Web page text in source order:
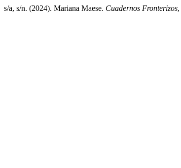
s/a, s/n. (2024). Mariana Maese. Cuadernos Fronterizos,